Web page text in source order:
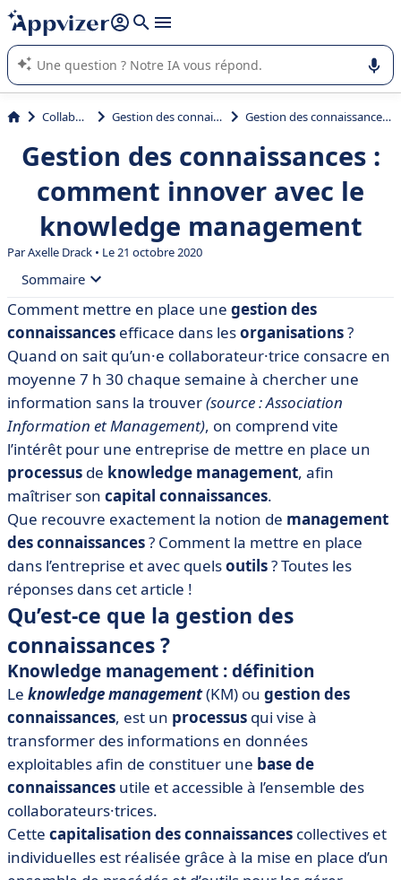
répondre (plusieurs lignes avec
L'IA de Appvizer vous guide dans l'utilisation ou la sélection de
logiciel SaaS en entreprise.
Collaboration Gestion des connaissances (KM) Gestion des connaissances : comment innover avec le knowledge management
Gestion des connaissances :
comment innover avec le
knowledge management
ParAxelle Drack • Le 21 octobre 2020
Sommaire
• Qu’est-ce que la gestion des connaissances ?
• Mettre en place une stratégie de gestion des
connaissances
• Le knowledge management : du processus à la
culture
Comment mettre en place une gestion des
connaissances efficace dans lesorganisations?
Quand on sait qu’un·e collaborateur·trice consacre en
moyenne 7 h 30 chaque semaine à chercher une
information sans la trouver(source : Association
Information et Management), on comprend vite
l’intérêt pour une entreprise de mettre en place un
processus de knowledge management, afin
maîtriser son capital connaissances.
Que recouvre exactement la notion de management
des connaissances? Comment la mettre en place
dans l’entreprise et avec quelsoutils? Toutes les
réponses dans cet article !
Qu’est-ce que la gestion des
connaissances ?
Knowledge management : définition
Le knowledge management(KM) ou gestion des
connaissances, est un processus qui vise à
transformer des informations en données
exploitables afin de constituer une base de
connaissances utile et accessible à l’ensemble des
collaborateurs·trices.
Cette capitalisation des connaissances collectives et
individuelles est réalisée grâce à la mise en place d’un